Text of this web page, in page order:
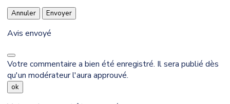
Annuler Envoyer
Avis envoyé
Votre commentaire a bien été enregistré. Il sera publié dès
qu'un modérateur l'aura approuvé.
ok